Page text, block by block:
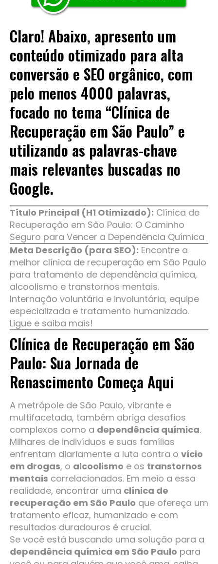
Claro! Abaixo, apresento um
conteúdo otimizado para alta
conversão e SEO orgânico, com
pelo menos 4000 palavras,
focado no tema “Clínica de
Recuperação em São Paulo” e
utilizando as palavras-chave
mais relevantes buscadas no
Google.
Título Principal (H1 Otimizado): Clínica de
Recuperação em São Paulo: O Caminho
Seguro para Vencer a Dependência Química
Meta Descrição (para SEO): Encontre a
melhor clínica de recuperação em São Paulo
para tratamento de dependência química,
alcoolismo e transtornos mentais.
Internação voluntária e involuntária, equipe
especializada e tratamento humanizado.
Ligue e saiba mais!
Clínica de Recuperação em São
Paulo: Sua Jornada de
Renascimento Começa Aqui
A metrópole de São Paulo, vibrante e
multifacetada, também abriga desafios
complexos como a dependência química.
Milhares de indivíduos e suas famílias
enfrentam diariamente a luta contra o vício
em drogas, o alcoolismo e os transtornos
mentais correlacionados. Em meio a essa
realidade, encontrar uma clínica de
recuperação em São Paulo que ofereça um
tratamento eficaz, humanizado e com
resultados duradouros é crucial.
Se você está buscando uma solução para a
dependência química em São Paulo para